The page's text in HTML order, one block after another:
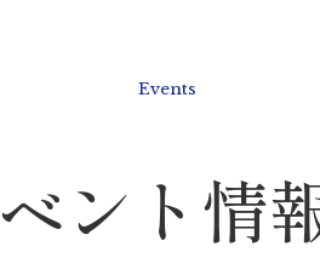
Events
ベント情